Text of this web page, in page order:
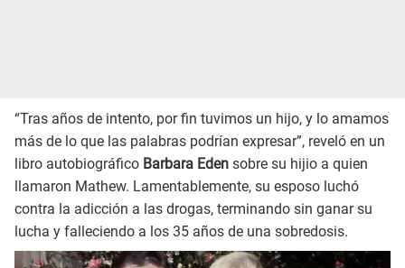
“Tras años de intento, por fin tuvimos un hijo, y lo amamos
más de lo que las palabras podrían expresar”, reveló en un
libro autobiográfico Barbara Eden sobre su hijio a quien
llamaron Mathew. Lamentablemente, su esposo luchó
contra la adicción a las drogas, terminando sin ganar su
lucha y falleciendo a los 35 años de una sobredosis.